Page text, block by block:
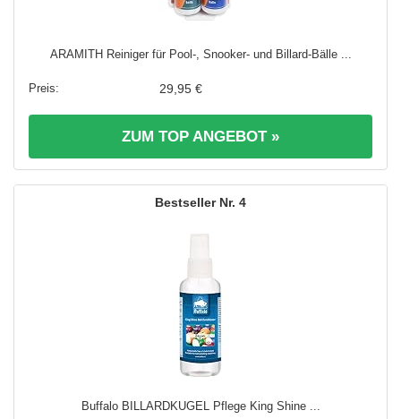
ARAMITH Reiniger für Pool-, Snooker- und Billard-Bälle ...
29,95 €
ZUM TOP ANGEBOT »
4
Buffalo BILLARDKUGEL Pflege King Shine ...